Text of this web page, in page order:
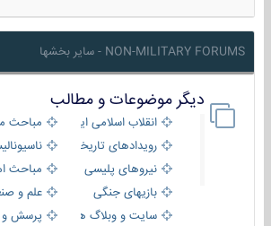
NON-MILITARY FORUMS - سایر بخشها
دیگر موضوعات و مطالب
انقلاب اسلامی ایران
مباحث
رویدادهای تاریخی و مذهبی
نیروهای پلیسی
مباحث
بازیهای جنگی
علم و
سایت و وبلاگ ها
پرسش و